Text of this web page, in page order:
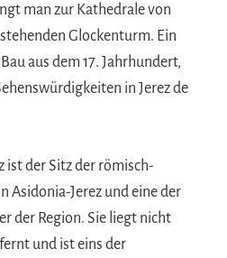
man zur Kathedrale von
Glockenturm. Ein
aus dem 17. Jahrhundert,
in Jerez de
ist der Sitz der römisch-
Asidonia-Jerez und eine der
der Region. Sie liegt nicht
und ist eins der